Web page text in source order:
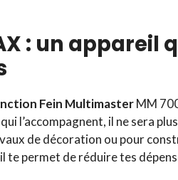
: un appareil
Fein MultimasterMM
l’accompagnent, il ne sera
de décoration ou pour
te permet de réduire tes